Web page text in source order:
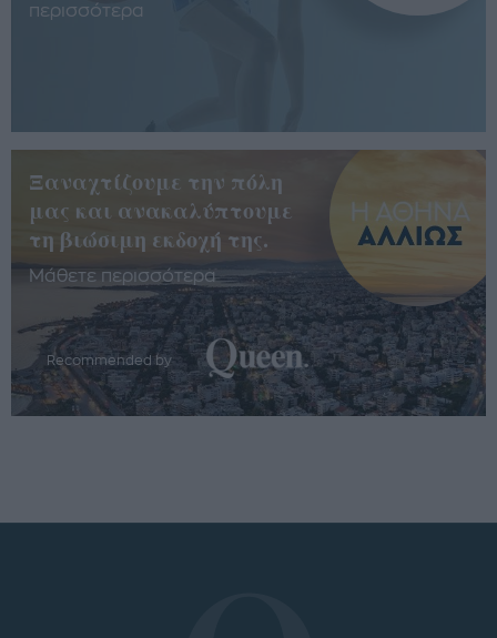
περισσότερα
Ξαναχτίζουμε την πόλη
μας και ανακαλύπτουμε
τη βιώσιμη εκδοχή της.
Μάθετε περισσότερα
Recommended by